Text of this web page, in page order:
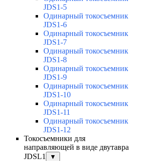
JDS1-5
Одинарный токосъемник
JDS1-6
Одинарный токосъемник
JDS1-7
Одинарный токосъемник
JDS1-8
Одинарный токосъемник
JDS1-9
Одинарный токосъемник
JDS1-10
Одинарный токосъемник
JDS1-11
Одинарный токосъемник
JDS1-12
Токосъемники для
направляющей в виде двутавра
JDSL1
▼